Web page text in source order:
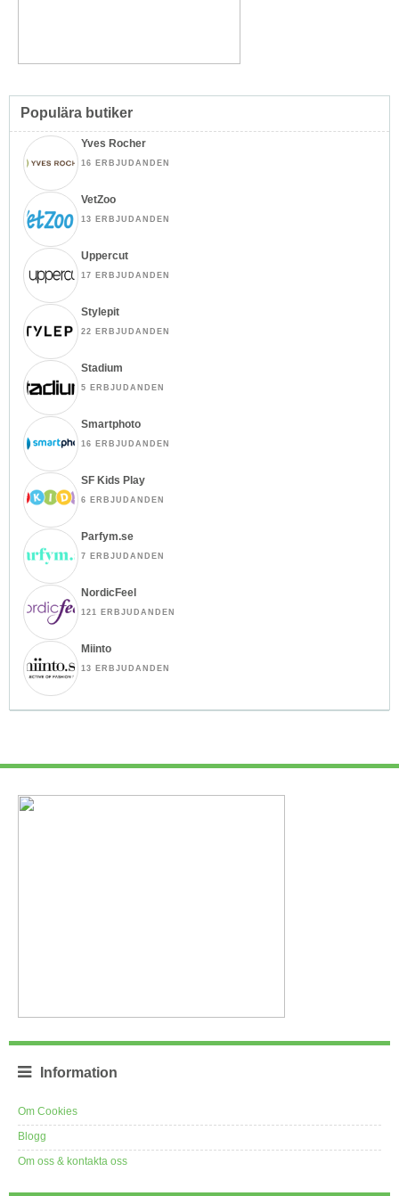
Populära butiker
Yves Rocher
16 ERBJUDANDEN
VetZoo
13 ERBJUDANDEN
Uppercut
17 ERBJUDANDEN
Stylepit
22 ERBJUDANDEN
Stadium
5 ERBJUDANDEN
Smartphoto
16 ERBJUDANDEN
SF Kids Play
6 ERBJUDANDEN
Parfym.se
7 ERBJUDANDEN
NordicFeel
121 ERBJUDANDEN
Miinto
13 ERBJUDANDEN
Information
Om Cookies
Blogg
Om oss & kontakta oss